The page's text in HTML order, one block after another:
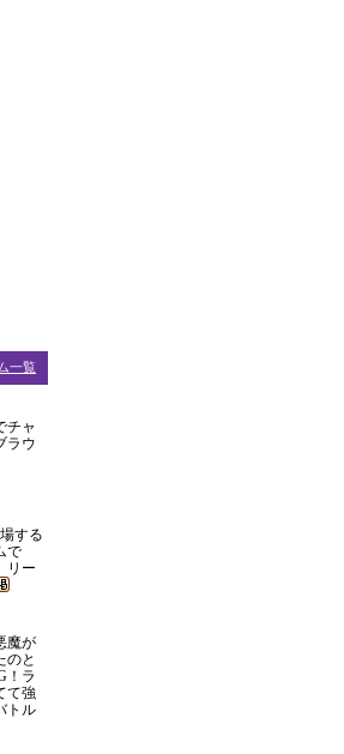
一覧
チャ
ラウ
する
で
リー
魔が
のと
！ラ
て強
トル